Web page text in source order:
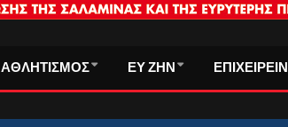
ΑΘΛΗΤΙΣΜΟΣ ΕΥ ΖΗΝ ΕΠΙΧΕΙΡΕΙΝ